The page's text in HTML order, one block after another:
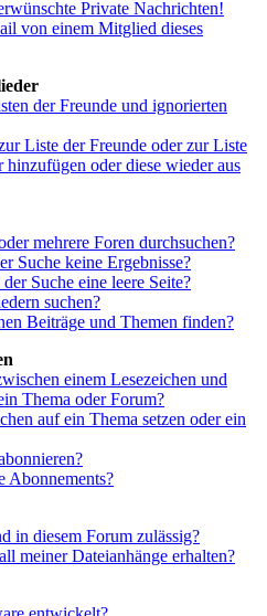
Private Nachrichten!
von einem Mitglied dieses
der Freunde und ignorierten
Liste der Freunde oder zur Liste
oder diese wieder aus
mehrere Foren durchsuchen?
Suche keine Ergebnisse?
Suche eine leere Seite?
suchen?
Beiträge und Themen finden?
einem Lesezeichen und
Thema oder Forum?
auf ein Thema setzen oder ein
Abonnements?
in diesem Forum zulässig?
meiner Dateianhänge erhalten?